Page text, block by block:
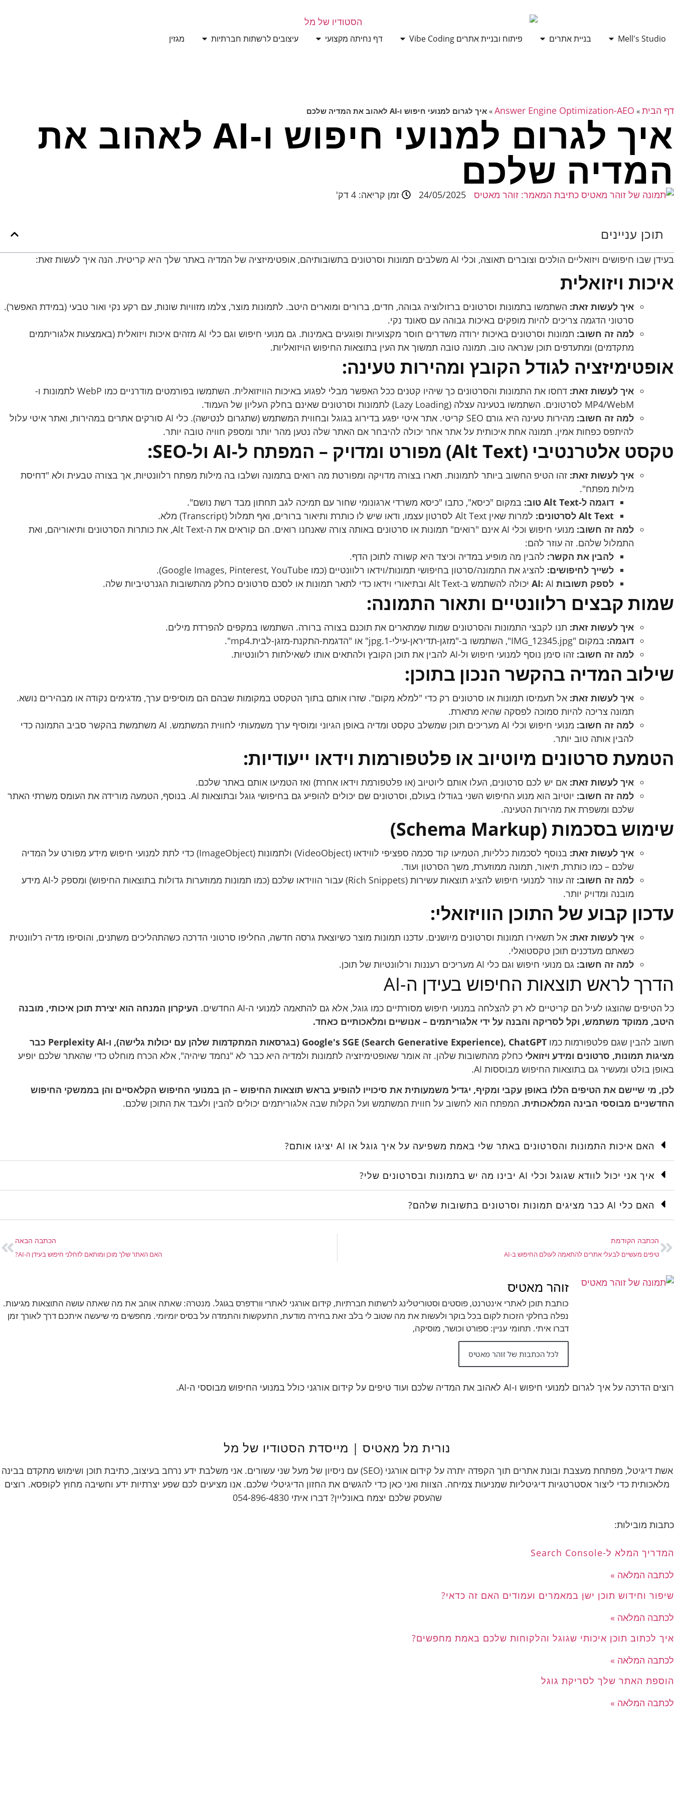
Mell's Studio בניית אתרים פיתוח ובניית אתרים Vibe Coding דף נחיתה מקצועי עיצובים לרשתות חברתיות מגזין
דף הבית »
Answer Engine Optimization-AEO
» איך לגרום למנועי חיפוש ו-AI לאהוב את המדיה שלכם איך לגרום למנועי חיפוש ו-AI לאהוב את
המדיה שלכם
כתיבת המאמר: זוהר מאטיס 24/05/2025 זמן קריאה: 4 דק'
תוכן עניינים
בעידן שבו חיפושים ויזואליים הולכים וצוברים תאוצה, וכלי AI משלבים תמונות וסרטונים בתשובותיהם, אופטימיזציה של המדיה באתר שלך היא קריטית. הנה איך לעשות זאת:
איכות ויזואלית
איך לעשות זאת: השתמשו בתמונות וסרטונים ברזולוציה גבוהה, חדים, ברורים ומוארים היטב. לתמונות מוצר, צלמו מזוויות שונות, עם רקע נקי ואור טבעי (במידת האפשר).
סרטוני הדגמה צריכים להיות מופקים באיכות גבוהה עם סאונד נקי.
למה זה חשוב:
תמונות וסרטונים באיכות ירודה משדרים חוסר מקצועיות ופוגעים באמינות. גם מנועי חיפוש וגם כלי AI מזהים איכות ויזואלית (באמצעות אלגוריתמים
מתקדמים) ומתעדפים תוכן שנראה טוב. תמונה טובה תמשוך את העין בתוצאות החיפוש הויזואליות.
אופטימיזציה לגודל הקובץ ומהירות טעינה:
איך לעשות זאת:
דחסו את התמונות והסרטונים כך שיהיו קטנים ככל האפשר מבלי לפגוע באיכות הוויזואלית. השתמשו בפורמטים מודרניים כמו WebP לתמונות ו-
MP4/WebM לסרטונים. השתמשו בטעינה עצלה (Lazy Loading) לתמונות וסרטונים שאינם בחלק העליון של העמוד.
למה זה חשוב:
מהירות טעינה היא גורם SEO קריטי. אתר איטי יפגע בדירוג בגוגל ובחווית המשתמש (שתגרום לנטישה). כלי AI סורקים אתרים במהירות, ואתר איטי עלול
להיתפס כפחות אמין. תמונה אחת איכותית על אתר אחר יכולה להיבחר אם האתר שלה נטען מהר יותר ומספק חוויה טובה יותר.
טקסט אלטרנטיבי (Alt Text) מפורט ומדויק – המפתח ל-AI ול-SEO:
איך לעשות זאת: זהו הטיפ החשוב ביותר לתמונות. תארו בצורה מדויקה ומפורטת מה רואים בתמונה ושלבו בה מילות מפתח רלוונטיות, אך בצורה טבעית ולא "דחיסת
מילות מפתח".
דוגמה ל-Alt Text טוב:
במקום "כיסא", כתבו "כיסא משרדי ארגונומי שחור עם תמיכה לגב תחתון מבד רשת נושם".
Alt Text לסרטונים:
למרות שאין Alt Text לסרטון עצמו, ודאו שיש לו כותרת ותיאור ברורים, ואף תמלול (Transcript) מלא.
למה זה חשוב:
מנועי חיפוש וכלי AI אינם "רואים" תמונות או סרטונים באותה צורה שאנחנו רואים. הם קוראים את ה-Alt Text, את כותרות הסרטונים ותיאוריהם, ואת
התמלול שלהם. זה עוזר להם:
להבין את הקשר: להבין מה מופיע במדיה וכיצד היא קשורה לתוכן הדף.
לשייך לחיפושים: להציג את התמונה/סרטון בחיפושי תמונות/וידאו רלוונטיים (כמו Google Images, Pinterest, YouTube).
לספק תשובות AI: AI יכולה להשתמש ב-Alt Text ובתיאורי וידאו כדי לתאר תמונות או לסכם סרטונים כחלק מהתשובות הגנרטיביות שלה.
שמות קבצים רלוונטיים ותאור התמונה:
איך לעשות זאת: תנו לקבצי התמונות והסרטונים שמות שמתארים את תוכנם בצורה ברורה. השתמשו במקפים להפרדת מילים.
דוגמה: במקום "IMG_12345.jpg", השתמשו ב-"מזגן-תדיראן-עילי-1.jpg" או "הדגמת-התקנת-מזגן-לבית.mp4".
למה זה חשוב: זהו סימן נוסף למנועי חיפוש ול-AI להבין את תוכן הקובץ ולהתאים אותו לשאילתות רלוונטיות.
שילוב המדיה בהקשר הנכון בתוכן:
איך לעשות זאת: אל תעמיסו תמונות או סרטונים רק כדי "למלא מקום". שזרו אותם בתוך הטקסט במקומות שבהם הם מוסיפים ערך, מדגימים נקודה או מבהירים נושא.
תמונה צריכה להיות סמוכה לפסקה שהיא מתארת.
למה זה חשוב:
מנועי חיפוש וכלי AI מעריכים תוכן שמשלב טקסט ומדיה באופן הגיוני ומוסיף ערך משמעותי לחווית המשתמש. AI משתמשת בהקשר סביב התמונה כדי
להבין אותה טוב יותר.
הטמעת סרטונים מיוטיוב או פלטפורמות וידאו ייעודיות:
איך לעשות זאת: אם יש לכם סרטונים, העלו אותם ליוטיוב (או פלטפורמת וידאו אחרת) ואז הטמיעו אותם באתר שלכם.
למה זה חשוב:
יוטיוב הוא מנוע החיפוש השני בגודלו בעולם, וסרטונים שם יכולים להופיע גם בחיפושי גוגל ובתוצאות AI. בנוסף, הטמעה מורידה את העומס משרתי האתר
שלכם ומשפרת את מהירות הטעינה.
שימוש בסכמות (Schema Markup)
איך לעשות זאת:
בנוסף לסכמות כלליות, הטמיעו קוד סכמה ספציפי לווידאו (VideoObject) ולתמונות (ImageObject) כדי לתת למנועי חיפוש מידע מפורט על המדיה
שלכם – כמו כותרת, תיאור, תמונה ממוזערת, משך הסרטון ועוד.
למה זה חשוב:
זה עוזר למנועי חיפוש להציג תוצאות עשירות (Rich Snippets) עבור הווידאו שלכם (כמו תמונות ממוזערות גדולות בתוצאות החיפוש) ומספק ל-AI מידע
מובנה ומדויק יותר.
עדכון קבוע של התוכן הוויזואלי:
איך לעשות זאת: אל תשאירו תמונות וסרטונים מיושנים. עדכנו תמונות מוצר כשיוצאת גרסה חדשה, החליפו סרטוני הדרכה כשהתהליכים משתנים, והוסיפו מדיה רלוונטית
כשאתם מעדכנים תוכן טקסטואלי.
למה זה חשוב: גם מנועי חיפוש וגם כלי AI מעריכים רעננות ורלוונטיות של תוכן.
הדרך לראש תוצאות החיפוש בעידן ה-AI
כל הטיפים שהוצגו לעיל הם קריטיים לא רק להצלחה במנועי חיפוש מסורתיים כמו גוגל, אלא גם להתאמה למנועי ה-AI החדשים.
העיקרון המנחה הוא יצירת תוכן איכותי, מובנה
היטב, ממוקד משתמש, וקל לסריקה והבנה על ידי אלגוריתמים – אנושיים ומלאכותיים כאחד.
חשוב להבין שגם פלטפורמות כמו
Google's SGE (Search Generative Experience), ChatGPT (בגרסאות המתקדמות שלהן עם יכולות גלישה), ו-Perplexity AI כבר
מציגות תמונות, סרטונים ומידע ויזואלי כחלק מהתשובות שלהן. זה אומר שאופטימיזציה לתמונות ולמדיה היא כבר לא "נחמד שיהיה", אלא הכרח מוחלט כדי שהאתר שלכם יופיע
באופן בולט ומעשיר גם בתוצאות החיפוש מבוססות AI.
לכן, מי שיישם את הטיפים הללו באופן עקבי ומקיף, יגדיל משמעותית את סיכוייו להופיע בראש תוצאות החיפוש – הן במנועי החיפוש הקלאסיים והן בממשקי החיפוש
החדשניים מבוססי הבינה המלאכותית. המפתח הוא לחשוב על חווית המשתמש ועל הקלות שבה אלגוריתמים יכולים להבין ולעבד את התוכן שלכם.
האם איכות התמונות והסרטונים באתר שלי באמת משפיעה על איך גוגל או AI יציגו אותם?
איך אני יכול לוודא שגוגל וכלי AI יבינו מה יש בתמונות ובסרטונים שלי?
האם כלי AI כבר מציגים תמונות וסרטונים בתשובות שלהם?
הכתבה הקודמת
טיפים מעשיים לבעלי אתרים להתאמה לעולם החיפוש ב-AI
הכתבה הבאה
האם האתר שלך מוכן ומותאם לזחלני חיפוש בעידן ה-AI?
זוהר מאטיס
כותבת תוכן לאתרי אינטרנט, פוסטים וסטוריטלינג לרשתות חברתיות, קידום אורגני לאתרי וורדפרס בגוגל. מנטרה: שאתה אוהב את מה שאתה עושה התוצאות מגיעות.
נפלה בחלקי הזכות לקום בכל בוקר ולעשות את מה שטוב לי בלב זאת בחירה מודעת, התעקשות והתמדה על בסיס יומיומי. מחפשים מי שיעשה איתכם דרך לאורך זמן
דברו איתי. תחומי עניין: ספורט וכושר, מוסיקה,
לכל הכתבות של זוהר מאטיס
רוצים הדרכה על איך לגרום למנועי חיפוש ו-AI לאהוב את המדיה שלכם ועוד טיפים על קידום אורגני כולל במנועי החיפוש מבוססי ה-AI.
נורית מל מאטיס | מייסדת הסטודיו של מל
אשת דיגיטל, מפתחת מעצבת ובונת אתרים תוך הקפדה יתרה על קידום אורגני (SEO) עם ניסיון של מעל שני עשורים. אני משלבת ידע נרחב בעיצוב, כתיבת תוכן ושימוש מתקדם בבינה
מלאכותית כדי ליצור אסטרטגיות דיגיטליות שמניעות צמיחה. הצוות ואני כאן כדי להגשים את החזון הדיגיטלי שלכם. אנו מציעים לכם שפע יצרתיות ידע וחשיבה מחוץ לקופסא. רוצים
שהעסק שלכם יצמח באונליין? דברו איתי 054-896-4830
כתבות מובילות:
המדריך המלא ל-Search Console
לכתבה המלאה »
שיפור וחידוש תוכן ישן במאמרים ועמודים האם זה כדאי?
לכתבה המלאה »
איך לכתוב תוכן איכותי שגוגל והלקוחות שלכם באמת מחפשים?
לכתבה המלאה »
הוספת האתר שלך לסריקת גוגל
לכתבה המלאה »